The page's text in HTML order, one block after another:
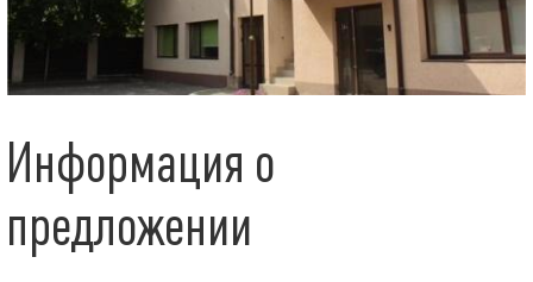
Информация о
предложении